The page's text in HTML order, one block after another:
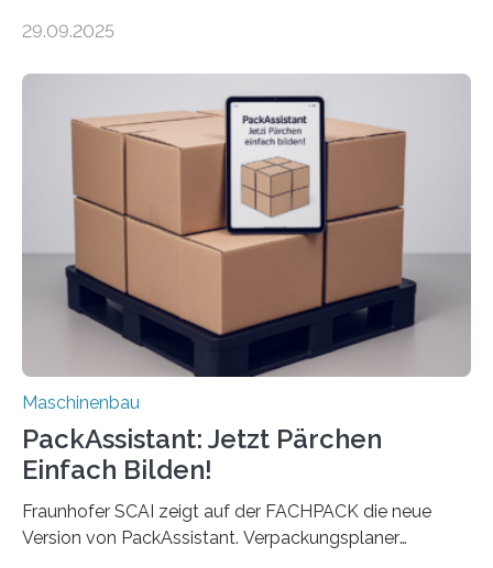
Mensch-Maschine-Schnittstelle so sehr vereinfacht,
Die zugrunde liegende Methodik lässt sich auf alle
anderen Maschinen übertragen. Eine Falzmaschine
umzurüsten ist ein Job für echte Profis. Eine solche
Maschine faltet in Druckereien Broschüren, Prospekte,
Landkarten und vieles mehr – mehrere Zehntausend
Exemplare pro Stunde. Je nach Maschinentyp und
Auftrag kann das Umrüsten…
29.09.2025
Maschinenbau
PackAssistant: Jetzt Pärchen
Einfach Bilden!
Fraunhofer SCAI zeigt auf der FACHPACK die neue
Version von PackAssistant. Verpackungsplaner